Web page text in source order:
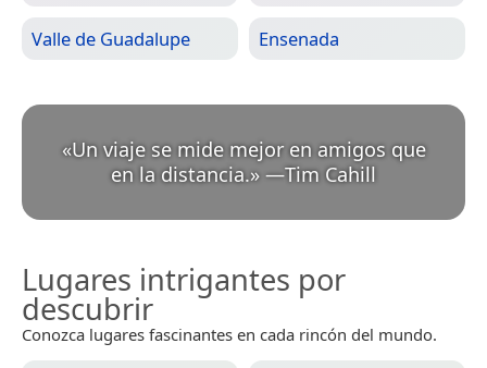
Valle de Guadalupe Ensenada
«Un viaje se mide mejor en amigos que
en la distancia.» —Tim Cahill
Lugares intrigantes por
descubrir
Conozca lugares fascinantes en cada rincón del mundo.